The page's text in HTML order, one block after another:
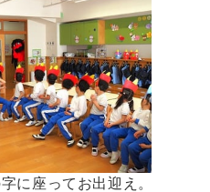
に座ってお出迎え。